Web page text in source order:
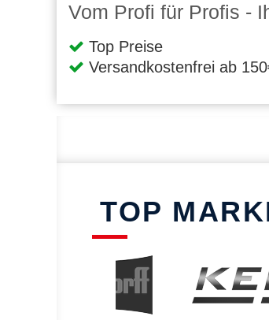
Vom Profi für Profis -
Top Preise
Versandkostenfrei ab
TOP